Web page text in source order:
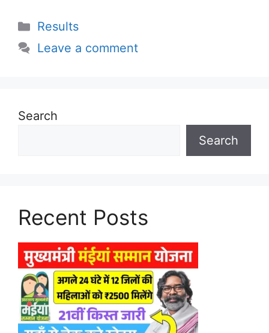
Categories
Results
Leave a comment
Search
Search
Recent Posts